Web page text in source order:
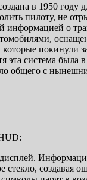
в 1950 году
пилоту, не
информацией о
покинули
эта система была
общего с
стекло, создавая